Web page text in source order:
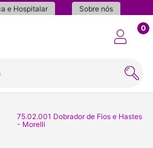
e Hospitalar Sobre nós
0
75.02.001 Dobrador de Fios e Hastes
- Morelli